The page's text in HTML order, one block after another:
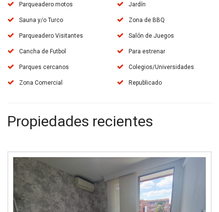
Parqueadero motos Jardín
Sauna y/o Turco Zona de BBQ
Parqueadero Visitantes Salón de Juegos
Cancha de Futbol Para estrenar
Parques cercanos Colegios/Universidades
Zona Comercial Republicado
Propiedades recientes